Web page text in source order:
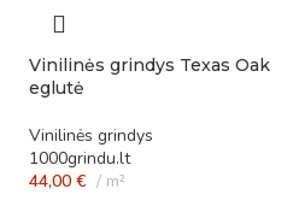
Vinilinės grindys Texas Oak
eglutė
Vinilinės grindys
1000grindu.lt
44,00 € m²